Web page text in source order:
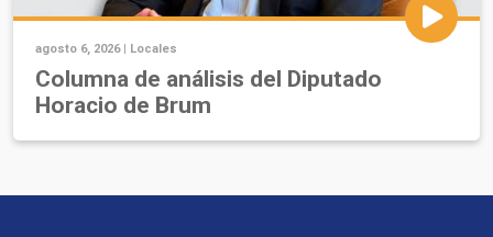
agosto 6, 2026 | Locales
Columna de análisis del Diputado
Horacio de Brum